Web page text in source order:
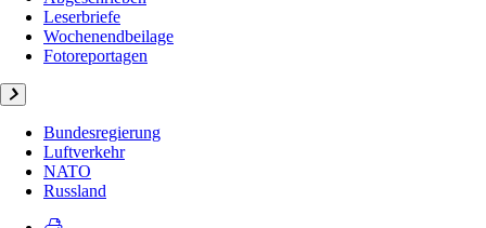
Leserbriefe
Wochenendbeilage
Fotoreportagen
Bundesregierung
Luftverkehr
NATO
Russland